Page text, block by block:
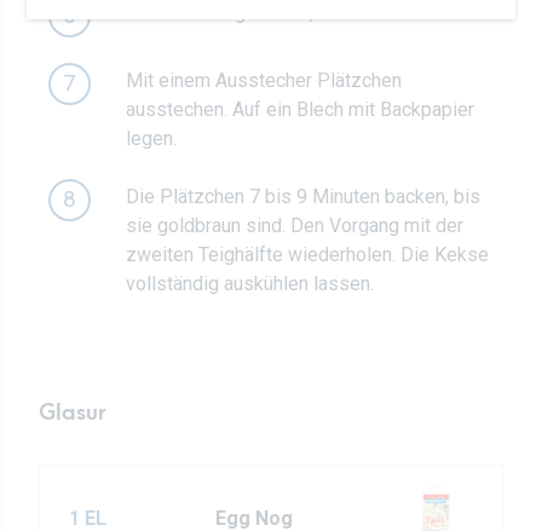
6
7
Mit einem Ausstecher Plätzchen
ausstechen. Auf ein Blech mit Backpapier
legen.
8
Die Plätzchen 7 bis 9 Minuten backen, bis
sie goldbraun sind. Den Vorgang mit der
zweiten Teighälfte wiederholen. Die Kekse
vollständig auskühlen lassen.
Glasur
1 EL Egg Nog